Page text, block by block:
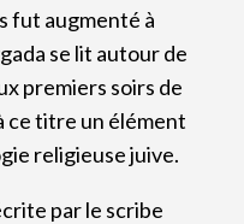
fut augmenté à
se lit autour de
premiers soirs de
ce titre un élément
religieuse juive.
par le scribe